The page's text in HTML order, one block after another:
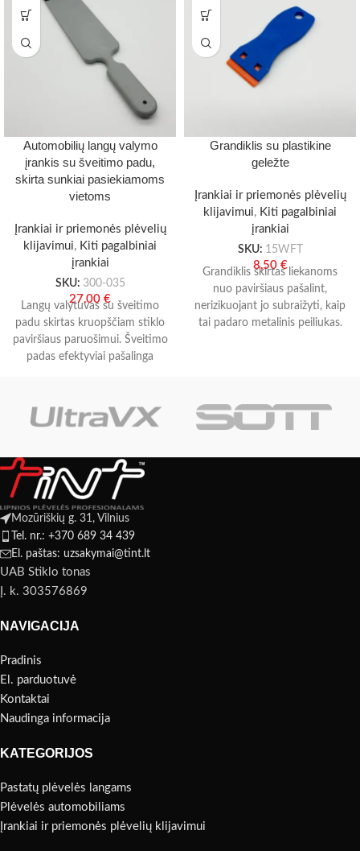
Automobilių langų valymo
įrankis su šveitimo padu,
skirta sunkiai pasiekiamoms
vietoms
Įrankiai ir priemonės plėvelių
klijavimui, Kiti pagalbiniai
įrankiai
SKU: 300-035
27,00 €
Langų valytuvas su šveitimo
padu skirtas kruopščiam stiklo
paviršiaus paruošimui. Šveitimo
padas efektyviai pašalinga
Grandiklis su plastikine
geležte
Įrankiai ir priemonės plėvelių
klijavimui, Kiti pagalbiniai
įrankiai
SKU: 15WFT
8,50 €
Grandiklis skirtas liekanoms
nuo paviršiaus pašalint,
nerizikuojant jo subraižyti, kaip
tai padaro metalinis peiliukas.
Mozūriškių g. 31, Vilnius
Tel. nr.: +370 689 34 439
El. paštas: uzsakymai@tint.lt
UAB Stiklo tonas
Į. k. 303576869
NAVIGACIJA
Pradinis
El. parduotuvė
Kontaktai
Naudinga informacija
KATEGORIJOS
Pastatų plėvelės langams
Plėvelės automobiliams
Įrankiai ir priemonės plėvelių klijavimui